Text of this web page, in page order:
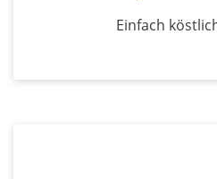
Einfach